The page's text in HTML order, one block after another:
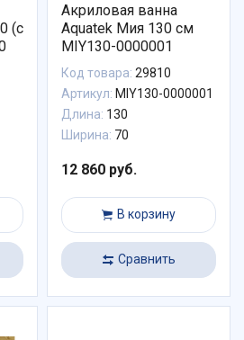
(с
Акриловая ванна
Aquatek Мия 130 см
MIY130-0000001
Код товара: 29810
Артикул: MIY130-0000001
Длина: 130
Ширина: 70
12 860 руб.
В корзину
Сравнить